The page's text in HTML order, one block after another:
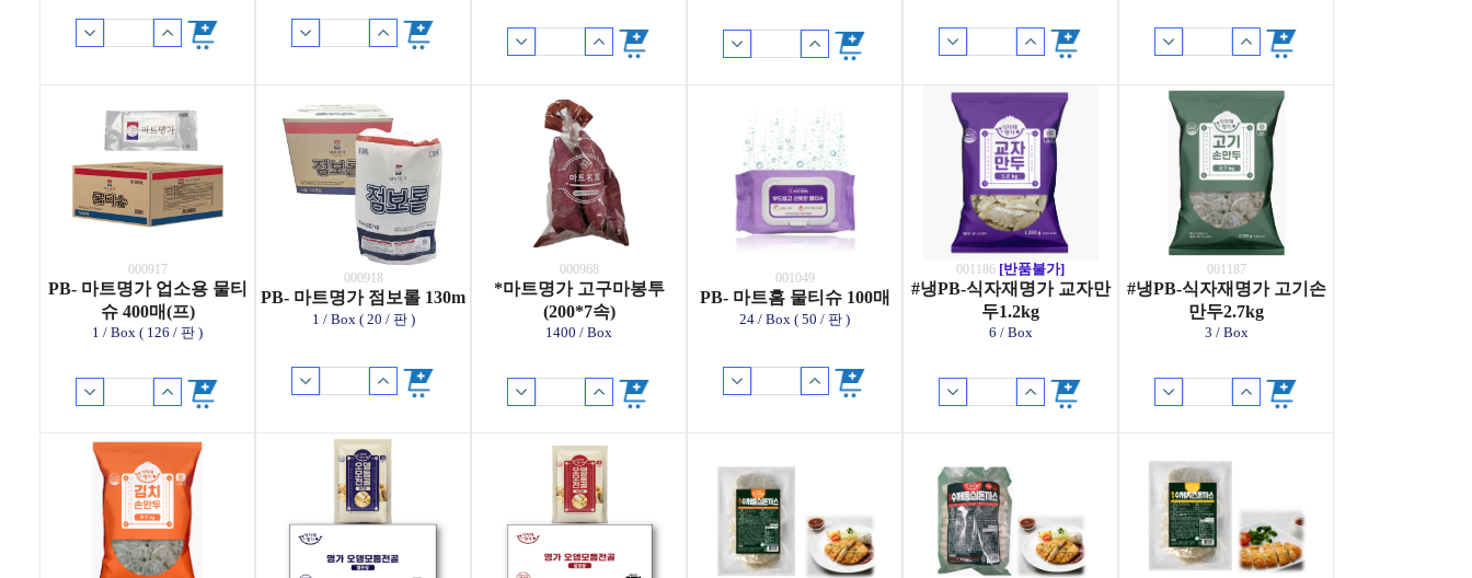
000917
PB- 마트명가 업소용 물티
슈 400매(프)
1 / Box ( 126 / 판 )
000918
PB- 마트명가 점보롤 130m
1 / Box ( 20 / 판 )
000968
*마트명가 고구마봉투
(200*7속)
1400 / Box
001049
PB- 마트홈 물티슈 100매
24 / Box ( 50 / 판 )
001186 [반품불가]
#냉PB-식자재명가 교자만
두1.2kg
6 / Box
001187
#냉PB-식자재명가 고기손
만두2.7kg
3 / Box